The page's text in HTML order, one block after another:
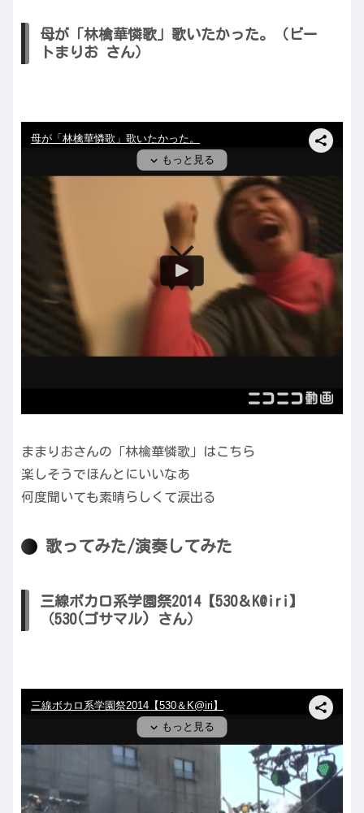
母が「林檎華憐歌」歌いたかった。（ビー
トまりお さん）
ままりおさんの「林檎華憐歌」はこちら
楽しそうでほんとにいいなあ
何度聞いても素晴らしくて涙出る
歌ってみた/演奏してみた
三線ボカロ系学園祭2014【530＆K@iri】
（530(ゴサマル) さん）